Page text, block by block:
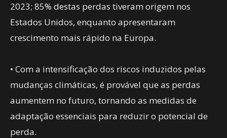
2023; 85% destas perdas tiveram origem nos
Estados Unidos, enquanto apresentaram
crescimento mais rápido na Europa.
• Com a intensificação dos riscos induzidos pelas
mudanças climáticas, é provável que as perdas
aumentem no futuro, tornando as medidas de
adaptação essenciais para reduzir o potencial de
perda.